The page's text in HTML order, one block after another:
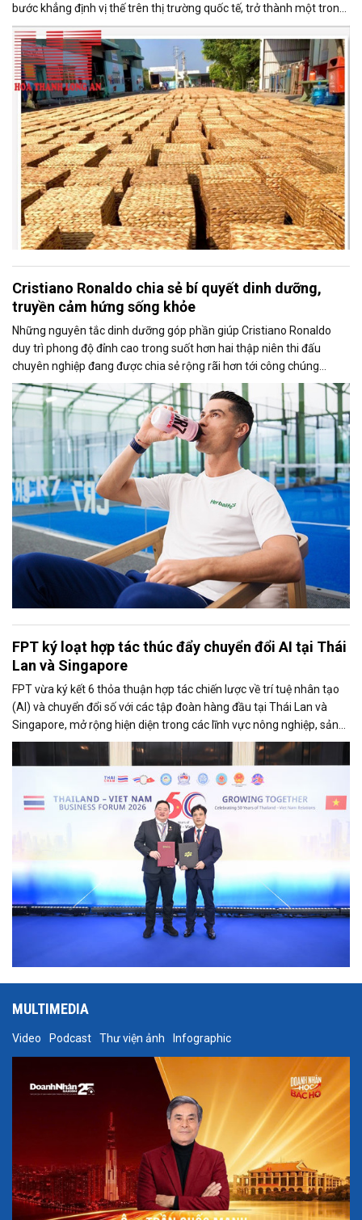
bước khẳng định vị thế trên thị trường quốc tế, trở thành một trong
những doanh nghiệp xuất khẩu uy tín của ngành thủ công mỹ nghệ
Việt Nam.
Cristiano Ronaldo chia sẻ bí quyết dinh dưỡng,
truyền cảm hứng sống khỏe
Những nguyên tắc dinh dưỡng góp phần giúp Cristiano Ronaldo
duy trì phong độ đỉnh cao trong suốt hơn hai thập niên thi đấu
chuyên nghiệp đang được chia sẻ rộng rãi hơn tới công chúng
thông qua chiến dịch toàn cầu “Fuel Like Ronaldo” do Herbalife
triển khai.
FPT ký loạt hợp tác thúc đẩy chuyển đổi AI tại Thái
Lan và Singapore
FPT vừa ký kết 6 thỏa thuận hợp tác chiến lược về trí tuệ nhân tạo
(AI) và chuyển đổi số với các tập đoàn hàng đầu tại Thái Lan và
Singapore, mở rộng hiện diện trong các lĩnh vực nông nghiệp, sản
xuất, tài chính, năng lượng, logistics và vận tải.
MULTIMEDIA
Video Podcast Thư viện ảnh Infographic